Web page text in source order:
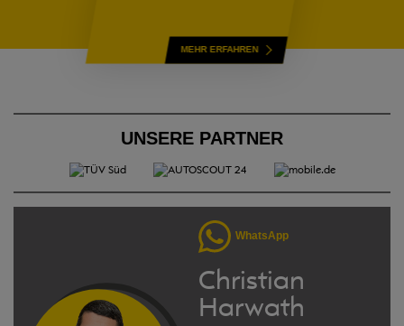
MEHR ERFAHREN
UNSERE PARTNER
WhatsApp
Christian
Harwath